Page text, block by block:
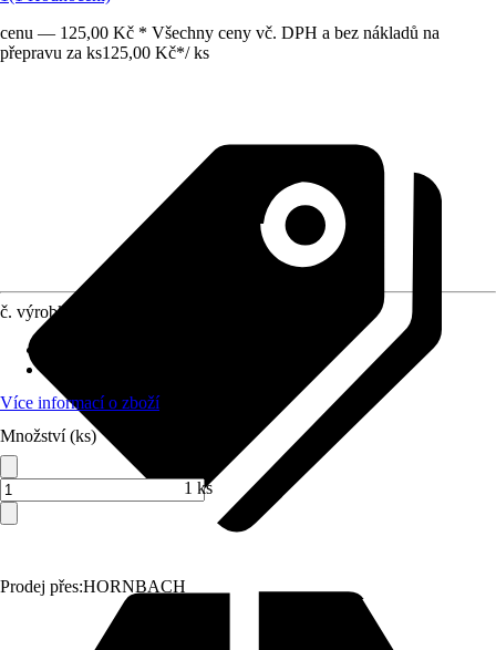
cenu — 125,00 Kč * Všechny ceny vč. DPH a bez nákladů na
přepravu za ks125,00 Kč*/ ks
Prodej přes:HORNBACH
č. výrobku
Více informací o zboží
Množství (ks)
1 ks